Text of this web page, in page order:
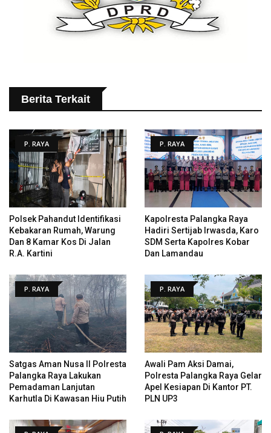
Berita Terkait
P. RAYA
Polsek Pahandut Identifikasi
Kebakaran Rumah, Warung
Dan 8 Kamar Kos Di Jalan
R.A. Kartini
P. RAYA
Kapolresta Palangka Raya
Hadiri Sertijab Irwasda, Karo
SDM Serta Kapolres Kobar
Dan Lamandau
P. RAYA
Satgas Aman Nusa II Polresta
Palangka Raya Lakukan
Pemadaman Lanjutan
Karhutla Di Kawasan Hiu Putih
P. RAYA
Awali Pam Aksi Damai,
Polresta Palangka Raya Gelar
Apel Kesiapan Di Kantor PT.
PLN UP3